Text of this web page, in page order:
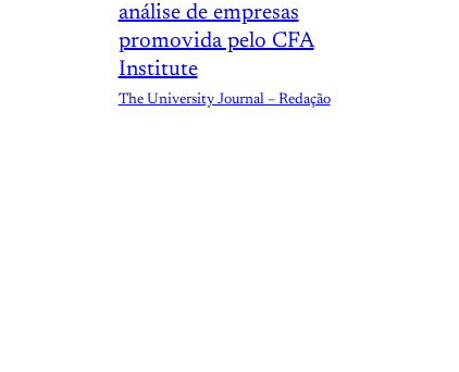
análise de empresas
promovida pelo CFA
Institute
The University Journal – Redação